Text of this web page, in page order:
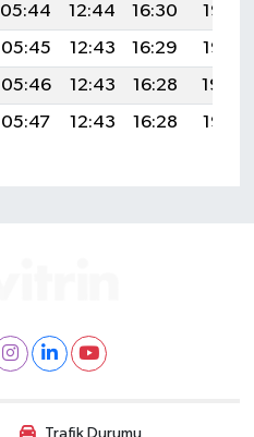
05:44 12:44 16:30
19:33
05:45 12:43 16:29
19:32
05:46 12:43 16:28
19:30
05:47 12:43 16:28 19:28
Trafik Durumu